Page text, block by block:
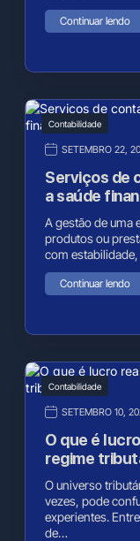
Continuar lendo
Contabilidade
SETEMBRO 22,
Serviços de
a saúde
A gestão de uma
produtos ou
com
Continuar lendo
Contabilidade
SETEMBRO 10,
O que é
regime
O universo
vezes, pode
experientes.
de…